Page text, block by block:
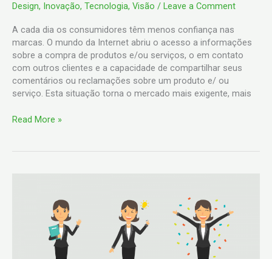
Design, Inovação, Tecnologia, Visão / Leave a Comment
A cada dia os consumidores têm menos confiança nas
marcas. O mundo da Internet abriu o acesso a informações
sobre a compra de produtos e/ou serviços, o em contato
com outros clientes e a capacidade de compartilhar seus
comentários ou reclamações sobre um produto e/ ou
serviço. Esta situação torna o mercado mais exigente, mais
seus
clientes
Read More »